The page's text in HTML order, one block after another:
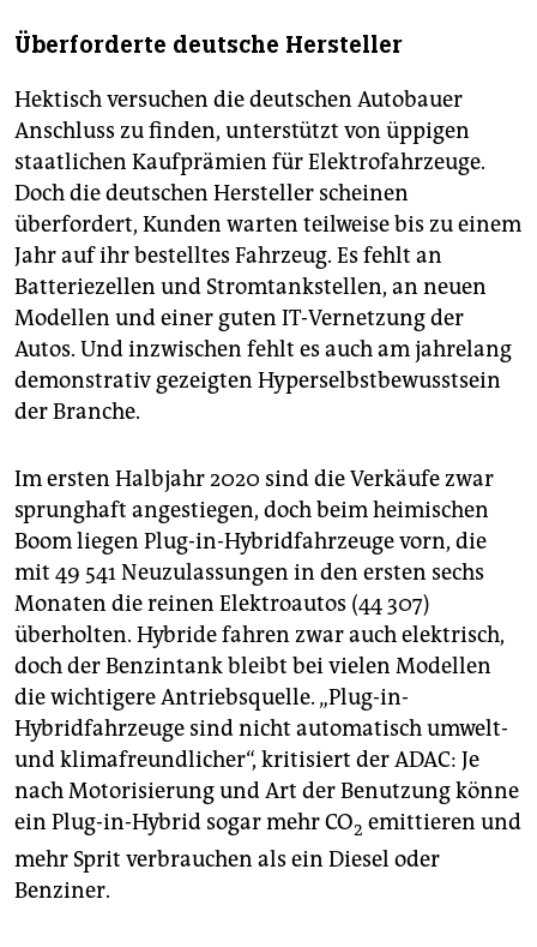
Überforderte deutsche Hersteller
Hektisch versuchen die deutschen Autobauer
Anschluss zu finden, unterstützt von üppigen
staatlichen Kaufprämien für Elektrofahrzeuge.
Doch die deutschen Hersteller scheinen
überfordert, Kunden warten teilweise bis zu einem
Jahr auf ihr bestelltes Fahrzeug. Es fehlt an
Batteriezellen und Stromtankstellen, an neuen
Modellen und einer guten IT-Vernetzung der
Autos. Und inzwischen fehlt es auch am jahrelang
demonstrativ gezeigten Hyperselbstbewusstsein
der Branche.
Im ersten Halbjahr 2020 sind die Verkäufe zwar
sprunghaft angestiegen, doch beim heimischen
Boom liegen Plug-in-Hybridfahrzeuge vorn, die
mit 49 541 Neuzulassungen in den ersten sechs
Monaten die reinen Elektroautos (44 307)
überholten. Hybride fahren zwar auch elektrisch,
doch der Benzintank bleibt bei vielen Modellen
die wichtigere Antriebsquelle. „Plug-in-
Hybridfahrzeuge sind nicht automatisch umwelt-
und klimafreundlicher“, kritisiert der ADAC: Je
nach Motorisierung und Art der Benutzung könne
ein Plug-in-Hybrid sogar mehr CO2 emittieren und
mehr Sprit verbrauchen als ein Diesel oder
Benziner.